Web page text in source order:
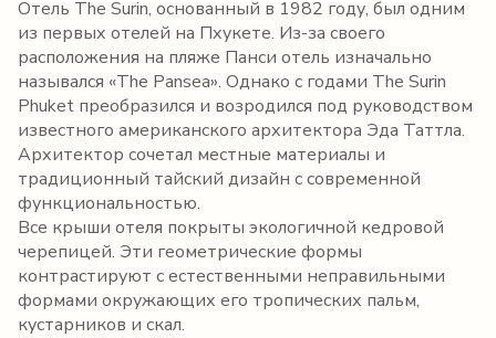
Отель The Surin, основанный в 1982 году, был одним
из первых отелей на Пхукете. Из-за своего
расположения на пляже Панси отель изначально
назывался «The Pansea». Однако с годами The Surin
Phuket преобразился и возродился под руководством
известного американского архитектора Эда Таттла.
Архитектор сочетал местные материалы и
традиционный тайский дизайн с современной
функциональностью.
Все крыши отеля покрыты экологичной кедровой
черепицей. Эти геометрические формы
контрастируют с естественными неправильными
формами окружающих его тропических пальм,
кустарников и скал.